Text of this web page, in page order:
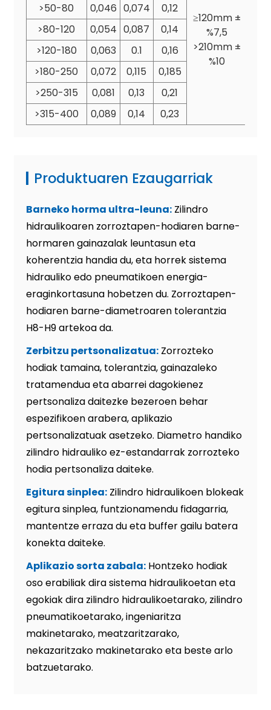
≥120mm ±
%7,5
>210mm ±
%10
>50-80
0,046 0,074
0,12
>80-120
0,054 0,087
0,14
>120-180
0,063 0.1
0,16
>180-250
0,072 0,115
0,185
>250-315
0,081 0,13
0,21
>315-400
0,089 0,14 0,23
Produktuaren Ezaugarriak
Barneko horma ultra-leuna:Zilindro
hidraulikoaren zorroztapen-hodiaren barne-
hormaren gainazalak leuntasun eta
koherentzia handia du, eta horrek sistema
hidrauliko edo pneumatikoen energia-
eraginkortasuna hobetzen du. Zorroztapen-
hodiaren barne-diametroaren tolerantzia
H8-H9 artekoa da.
Zerbitzu pertsonalizatua:Zorrozteko
hodiak tamaina, tolerantzia, gainazaleko
tratamendua eta abarrei dagokienez
pertsonaliza daitezke bezeroen behar
espezifikoen arabera, aplikazio
pertsonalizatuak asetzeko. Diametro handiko
zilindro hidrauliko ez-estandarrak zorrozteko
hodia pertsonaliza daiteke.
Egitura sinplea:Zilindro hidraulikoen blokeak
egitura sinplea, funtzionamendu fidagarria,
mantentze erraza du eta buffer gailu batera
konekta daiteke.
Aplikazio sorta zabala:Hontzeko hodiak
oso erabiliak dira sistema hidraulikoetan eta
egokiak dira zilindro hidraulikoetarako, zilindro
pneumatikoetarako, ingeniaritza
makinetarako, meatzaritzarako,
nekazaritzako makinetarako eta beste arlo
batzuetarako.